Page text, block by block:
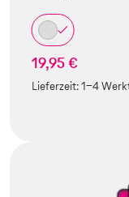
19,95 €
Lieferzeit:1-4